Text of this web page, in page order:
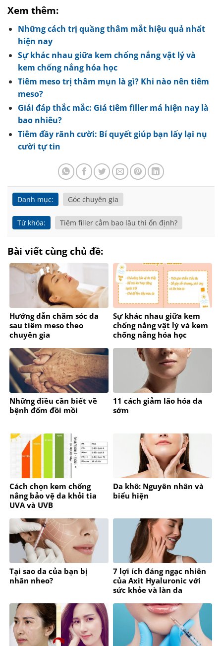
Xem thêm:
Những cách trị quầng thâm mắt hiệu quả nhất
hiện nay
Sự khác nhau giữa kem chống nắng vật lý và
kem chống nắng hóa học
Tiêm meso trị thâm mụn là gì? Khi nào nên tiêm
meso?
Giải đáp thắc mắc: Giá tiêm filler má hiện nay là
bao nhiêu?
Tiêm đầy rãnh cười: Bí quyết giúp bạn lấy lại nụ
cười tự tin
Danh mục: Góc chuyên gia
Từ khóa: Tiêm filler cằm bao lâu thì ổn định?
Bài viết cùng chủ đề:
Hướng dẫn chăm sóc da
sau tiêm meso theo
chuyên gia
Sự khác nhau giữa kem
chống nắng vật lý và kem
chống nắng hóa học
Những điều cần biết về
bệnh đốm đồi mồi
11 cách giảm lão hóa da
sớm
Cách chọn kem chống
nắng bảo vệ da khỏi tia
UVA và UVB
Da khô: Nguyên nhân và
biểu hiện
Tại sao da của bạn bị
nhăn nheo?
7 lợi ích đáng ngạc nhiên
của Axit Hyaluronic với
sức khỏe và làn da